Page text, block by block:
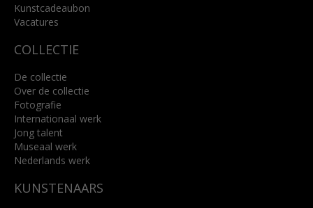
Lees meer
Kunstcadeaubon
Vacatures
COLLECTIE
De collectie
Over de collectie
Fotografie
Internationaal werk
Jong talent
Museaal werk
Nederlands werk
KUNSTENAARS